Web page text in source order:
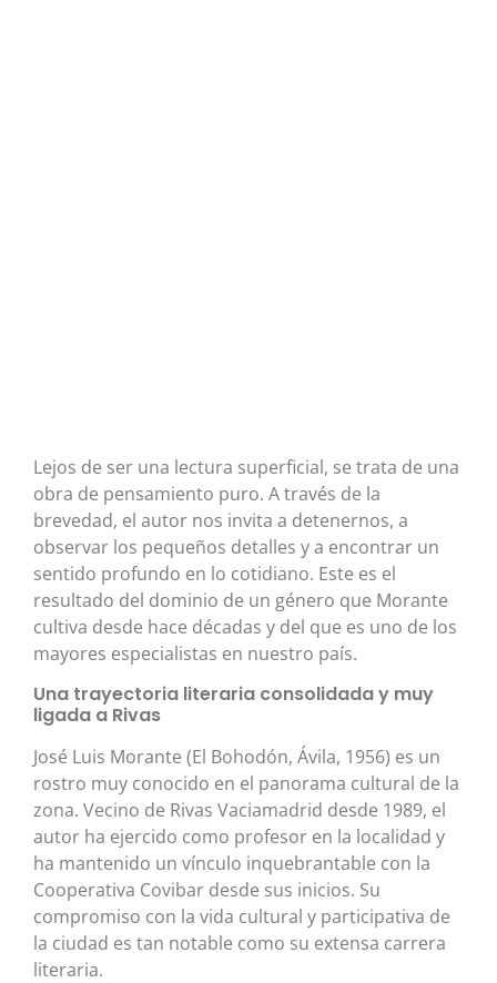
Lejos de ser una lectura superficial, se trata de una
obra de pensamiento puro. A través de la
brevedad, el autor nos invita a detenernos, a
observar los pequeños detalles y a encontrar un
sentido profundo en lo cotidiano. Este es el
resultado del dominio de un género que Morante
cultiva desde hace décadas y del que es uno de los
mayores especialistas en nuestro país.
Una trayectoria literaria consolidada y muy
ligada a Rivas
José Luis Morante (El Bohodón, Ávila, 1956) es un
rostro muy conocido en el panorama cultural de la
zona. Vecino de Rivas Vaciamadrid desde 1989, el
autor ha ejercido como profesor en la localidad y
ha mantenido un vínculo inquebrantable con la
Cooperativa Covibar desde sus inicios. Su
compromiso con la vida cultural y participativa de
la ciudad es tan notable como su extensa carrera
literaria.